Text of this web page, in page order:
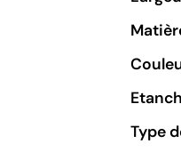
Type